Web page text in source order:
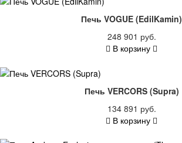
Печь VOGUE (EdilKamin)
248 901 руб.
В корзину
Печь VERCORS (Supra)
134 891 руб.
В корзину